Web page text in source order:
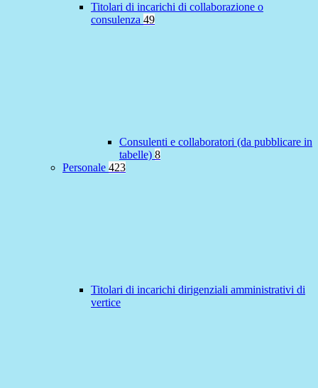
Titolari di incarichi di collaborazione o
consulenza 49
Consulenti e collaboratori (da pubblicare in
tabelle) 8
Personale 423
Titolari di incarichi dirigenziali amministrativi di
vertice